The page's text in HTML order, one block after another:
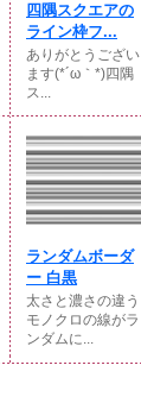
四隅スクエアの
ライン枠フ...
ありがとうござい
ます(*´ω｀*)四隅
ス...
ランダムボーダ
ー 白黒
太さと濃さの違う
モノクロの線がラ
ンダムに...